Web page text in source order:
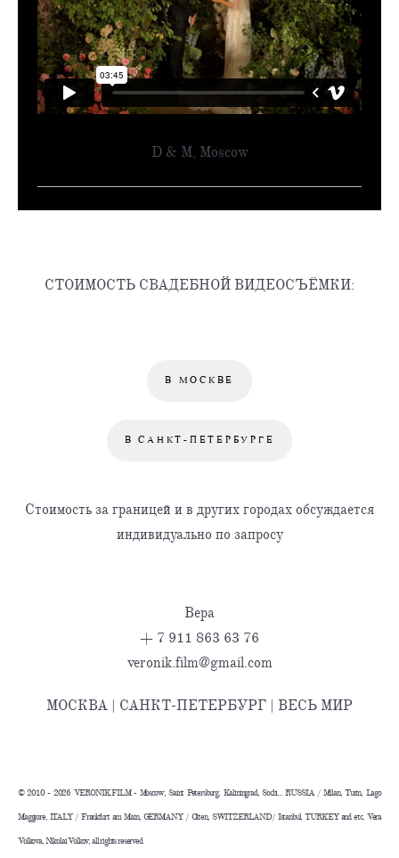
D & M, Moscow
СТОИМОСТЬ СВАДЕБНОЙ ВИДЕОСЪЁМКИ:
В МОСКВЕ
В САНКТ-ПЕТЕРБУРГЕ
Стоимость за границей и в других городах обсуждается
индивидуально по запросу
Вера
+ 7 911 863 63 76
veronik.film@gmail.com
МОСКВА | САНКТ-ПЕТЕРБУРГ | ВЕСЬ МИР
©️ 2010 - 2026 VERONIK.FILM - Moscow, Saint Petersburg, Kaliningrad, Sochi... RUSSIA / Milan, Turin, Lago
Maggiore, ITALY / Frankfurt am Main, GERMANY / Olten, SWITZERLAND/ Istanbul, TURKEY and etc. Vera
Volkova, Nikolai Volkov, all rights reserved